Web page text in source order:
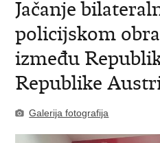
Jačanje
policijskom
između
Republike
Galerija fotografija